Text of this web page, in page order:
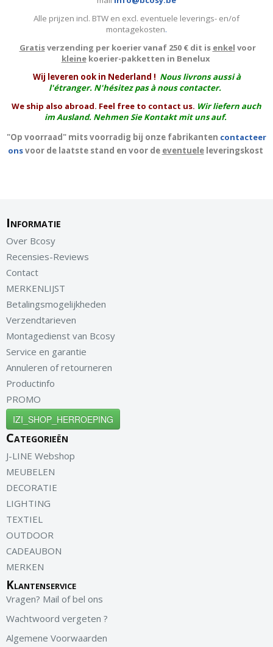
Alle prijzen incl. BTW en excl. eventuele leverings- en/of
montagekosten.
Gratisverzending per koerier vanaf 250 € dit is enkel voor
kleinekoerier-pakketten in Benelux
Wij leveren ook in Nederland ! Nous livrons aussi à
l'étranger. N'hésitez pas à nous contacter.
We ship also abroad. Feel free to contact us. Wir liefern auch
im Ausland. Nehmen Sie Kontakt mit uns auf.
"Op voorraad" mits voorradig bij onze fabrikanten contacteer
onsvoor de laatste stand en voor de eventueleleveringskost
Informatie
Over Bcosy
Recensies-Reviews
Contact
MERKENLIJST
Betalingsmogelijkheden
Verzendtarieven
Montagedienst van Bcosy
Service en garantie
Annuleren of retourneren
Productinfo
PROMO
IZI_SHOP_HERROEPING
Categorieën
J-LINE Webshop
MEUBELEN
DECORATIE
LIGHTING
TEXTIEL
OUTDOOR
CADEAUBON
MERKEN
Klantenservice
Vragen? Mail of bel ons
Wachtwoord vergeten ?
Algemene Voorwaarden